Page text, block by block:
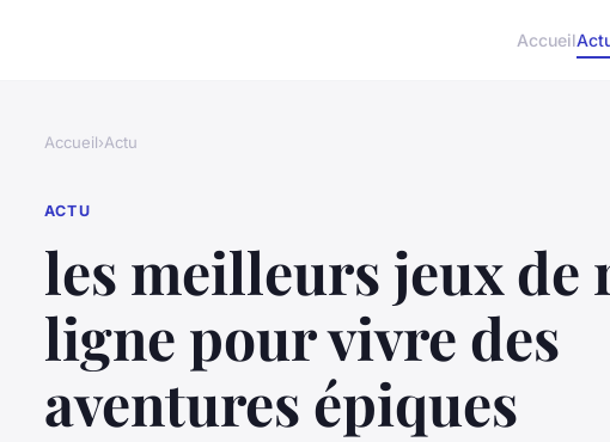
Accueil
Accueil›Actu
ACTU
les meilleurs jeux de
ligne pour vivre des
aventures épiques